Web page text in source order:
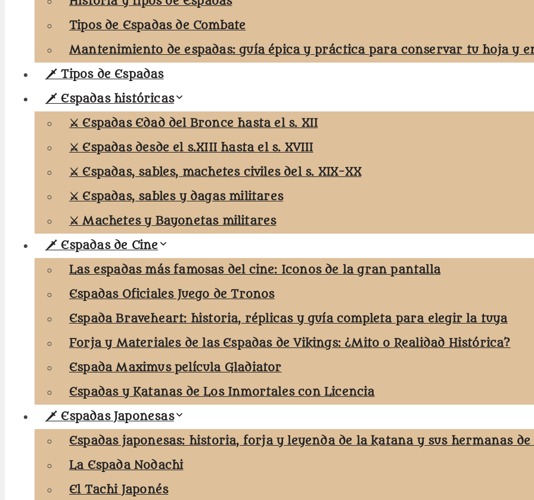
Tipos de Espadas de Combate
Mantenimiento de espadas: guía épica y práctica para conservar tu hoja y
🗡️ Tipos de Espadas
🗡️ Espadas históricas
⚔️ Espadas Edad del Bronce hasta el s. XII
⚔️ Espadas desde el s.XIII hasta el s. XVIII
⚔️ Espadas, sables, machetes civiles del s. XIX-XX
⚔️ Espadas, sables y dagas militares
⚔️ Machetes y Bayonetas militares
🗡️ Espadas de Cine
Las espadas más famosas del cine: Iconos de la gran pantalla
Espadas Oficiales Juego de Tronos
Espada Braveheart: historia, réplicas y guía completa para elegir la tuya
Forja y Materiales de las Espadas de Vikings: ¿Mito o Realidad Histórica?
Espada Maximus película Gladiator
Espadas y Katanas de Los Inmortales con Licencia
🗡️ Espadas Japonesas
Espadas japonesas: historia, forja y leyenda de la katana y sus hermanas de
La Espada Nodachi
El Tachi Japonés